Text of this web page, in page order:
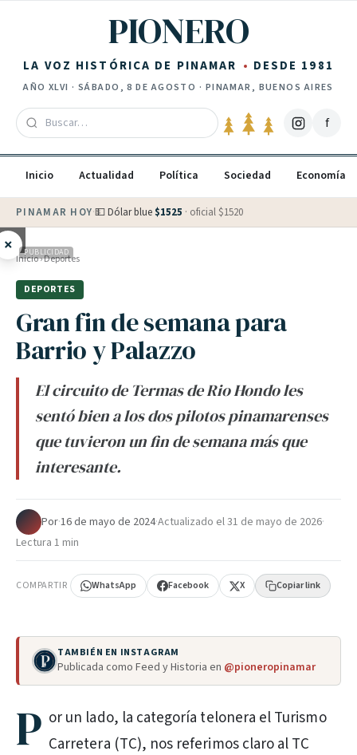
PIONERO
LA VOZ HISTÓRICA DE PINAMAR DESDE 1981
AÑO XLVI · SÁBADO, 8 DE AGOSTO · PINAMAR, BUENOS AIRES
f
Inicio Actualidad Política Sociedad Economía
PINAMAR HOY·💵 Dólar blue $1525 · oficial $1520
× PUBLICIDAD
Inicio›Deportes
DEPORTES
Gran fin de semana para
Barrio y Palazzo
El circuito de Termas de Rio Hondo les
sentó bien a los dos pilotos pinamarenses
que tuvieron un fin de semana más que
interesante.
Por·16 de mayo de 2024·Actualizado el31 de mayo de 2026·
Lectura 1 min
COMPARTIR WhatsApp Facebook X Copiar link
TAMBIÉN EN INSTAGRAM
Publicada como Feed y Historia en @pioneropinamar
P or un lado, la categoría telonera el Turismo
Carretera (TC), nos referimos claro al TC